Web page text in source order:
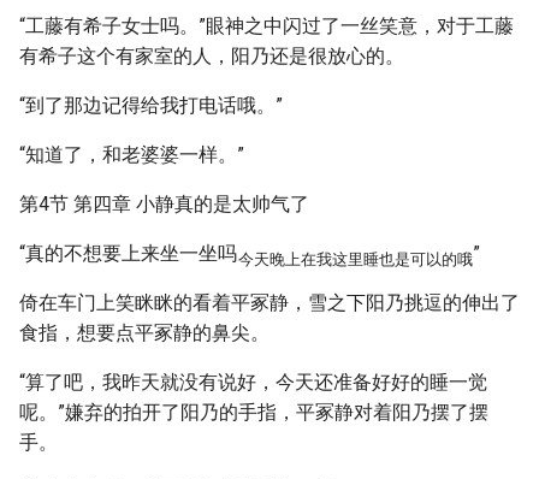
“工藤有希子女士吗。”眼神之中闪过了一丝笑意，对于工藤
有希子这个有家室的人，阳乃还是很放心的。
“到了那边记得给我打电话哦。”
“知道了，和老婆婆一样。”
第4节 第四章 小静真的是太帅气了
“真的不想要上来坐一坐吗今天晚上在我这里睡也是可以的哦”
倚在车门上笑眯眯的看着平冢静，雪之下阳乃挑逗的伸出了
食指，想要点平冢静的鼻尖。
“算了吧，我昨天就没有说好，今天还准备好好的睡一觉
呢。”嫌弃的拍开了阳乃的手指，平冢静对着阳乃摆了摆
手。